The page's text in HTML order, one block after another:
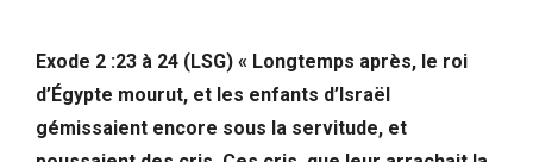
Exode 2 :23 à 24 (LSG) « Longtemps après, le roi
d’Égypte mourut, et les enfants d’Israël
gémissaient encore sous la servitude, et